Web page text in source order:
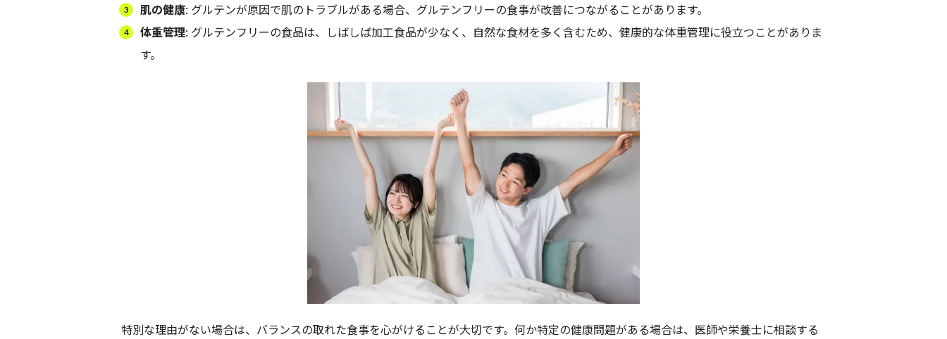
肌の健康: グルテンが原因で肌のトラブルがある場合、グルテンフリーの食事が改善につながることがあります。
体重管理: グルテンフリーの食品は、しばしば加工食品が少なく、自然な食材を多く含むため、健康的な体重管理に役立つことがありま
す。
特別な理由がない場合は、バランスの取れた食事を心がけることが大切です。何か特定の健康問題がある場合は、医師や栄養士に相談する